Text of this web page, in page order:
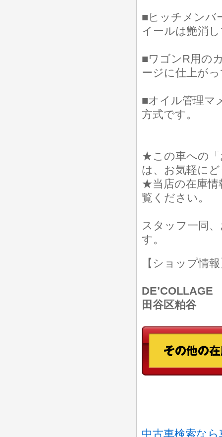
■ヒッチメンバ
イールは艶消
■ワゴンR用の
ージに仕上が
■オイル管理マ
方式です。
★この車への「
は、お気軽に
★当店の在庫情
覧ください。
スタッフ一同
す。
【ショップ情
田谷区粕谷
中古車検索な